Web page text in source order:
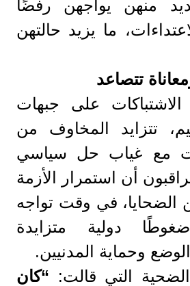
منهن يواجهن رفضًا
ما يزيد حالتهن
تتصاعد
الاشتباكات على جبهات
تتزايد المخاوف من
مع غياب حل سياسي
أن استمرار الأزمة
الضحايا، في وقت تواجه
دولية متزايدة
وحماية المدنيين.
التي قالت: “كان